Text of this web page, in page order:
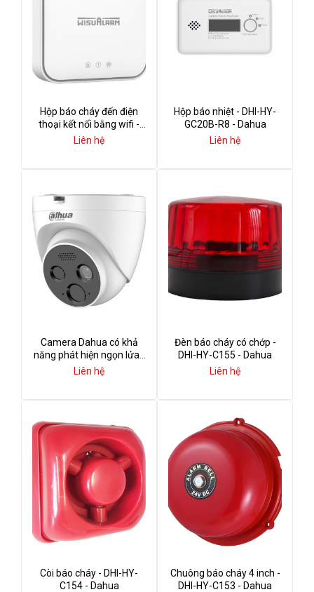
Hộp báo cháy đến điện
thoại kết nối bằng wifi -
DHI-HY-GW01A - Dahua
Liên hệ
Hộp báo nhiệt - DHI-HY-
GC20B-R8 - Dahua
Liên hệ
Camera Dahua có khả
năng phát hiện ngọn lửa -
DHI-HY-FT121LD - Dahua
Liên hệ
Đèn báo cháy có chớp -
DHI-HY-C155 - Dahua
Liên hệ
Còi báo cháy - DHI-HY-
C154 - Dahua
Chuông báo cháy 4 inch -
DHI-HY-C153 - Dahua